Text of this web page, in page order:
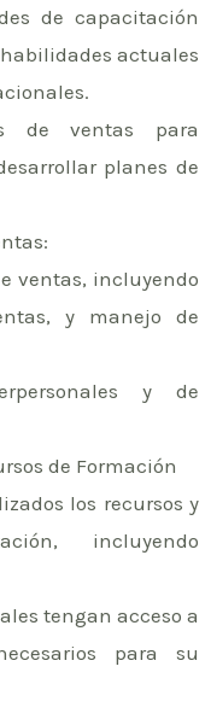
de capacitación
actuales
de ventas para
planes de
ventas, incluyendo
y manejo de
y de
de Formación
los recursos y
incluyendo
tengan acceso a
para su